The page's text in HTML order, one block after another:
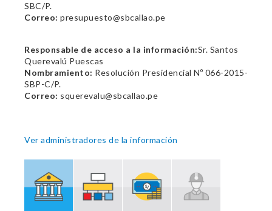
SBC/P.
Correo: presupuesto@sbcallao.pe
Responsable de acceso a la información:Sr. Santos
Querevalú Puescas
Nombramiento: Resolución Presidencial Nº 066-2015-
SBP-C/P.
Correo: squerevalu@sbcallao.pe
Ver administradores de la información